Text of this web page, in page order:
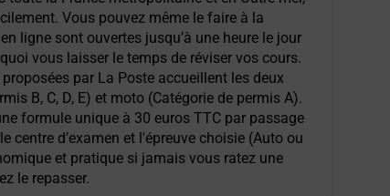
Vous pouvez même le faire à la
ligne sont ouvertes jusqu’à une heure le jour
vous laisser le temps de réviser vos cours.
par La Poste accueillent les deux
B, C, D, E) et moto (Catégorie de permis A).
formule unique à 30 euros TTC par passage
centre d’examen et l'épreuve choisie (Auto ou
et pratique si jamais vous ratez une
le repasser.